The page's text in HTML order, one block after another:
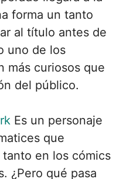
forma un tanto
al título antes de
uno de los
más curiosos que
del público.
Es un personaje
que
en los cómics
¿Pero qué pasa